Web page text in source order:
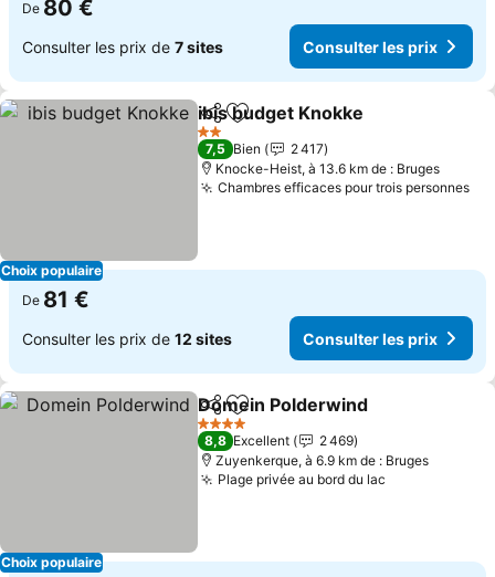
De 80 €
Consulter les prix de 7 sites Consulter les prix
Choix populaire
PartagerAjouter à mes favoris
ibis budget Knokke
2 Étoiles
7,5 Bien
2 417
Knocke-Heist, à 13.6 km de : Bruges
Chambres efficaces pour trois personnes
De 81 €
Consulter les prix de 12 sites Consulter les prix
Choix populaire
PartagerAjouter à mes favoris
Domein Polderwind
4 Étoiles
8,8 Excellent
2 469
Zuyenkerque, à 6.9 km de : Bruges
Plage privée au bord du lac